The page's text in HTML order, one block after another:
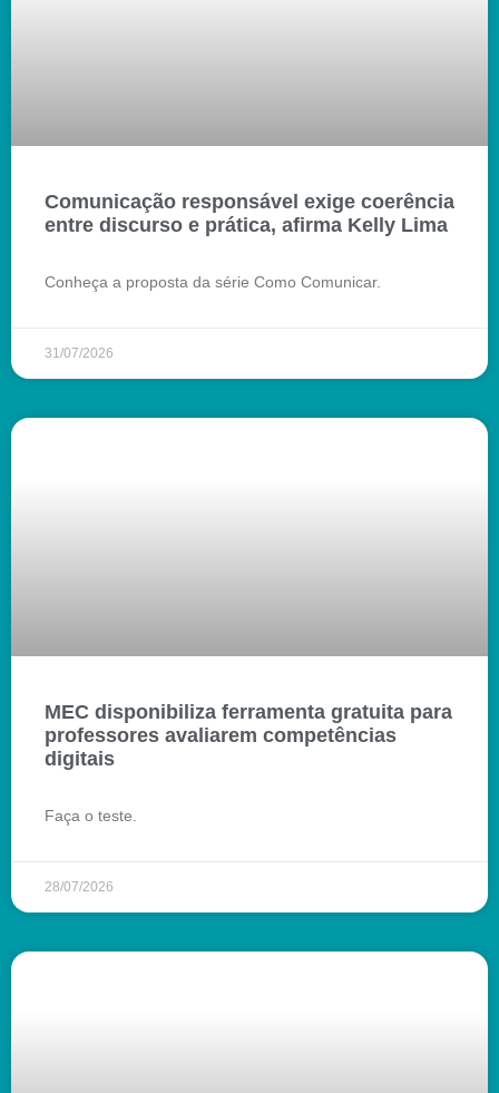
Comunicação responsável exige coerência
entre discurso e prática, afirma Kelly Lima
Conheça a proposta da série Como Comunicar.
31/07/2026
MEC disponibiliza ferramenta gratuita para
professores avaliarem competências
digitais
Faça o teste.
28/07/2026